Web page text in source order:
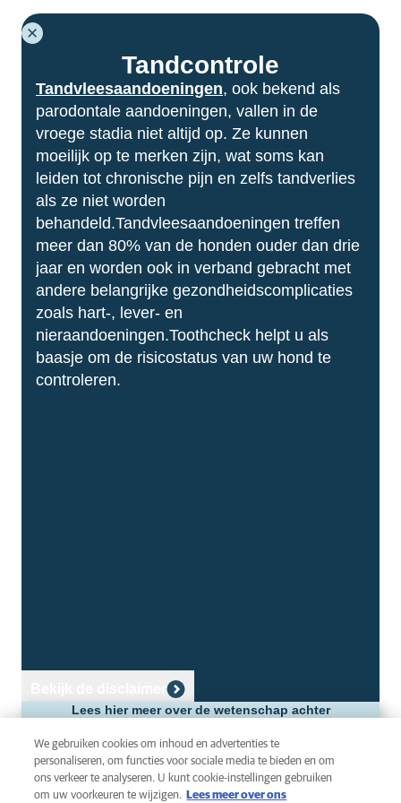
NEDERLANDS
Tandcontrole
Tandvleesaandoeningen, ook bekend als
parodontale aandoeningen, vallen in de
vroege stadia niet altijd op. Ze kunnen
moeilijk op te merken zijn, wat soms kan
leiden tot chronische pijn en zelfs tandverlies
als ze niet worden
behandeld.Tandvleesaandoeningen treffen
meer dan 80% van de honden ouder dan drie
jaar en worden ook in verband gebracht met
andere belangrijke gezondheidscomplicaties
zoals hart-, lever- en
nieraandoeningen.Toothcheck helpt u als
baasje om de risicostatus van uw hond te
controleren.
Lees hier meer over de wetenschap achter
Snel naar
Alle klinieken
Onze diensten
Advies en tips: huisdieren
Onze juridische structuur
Sociale media
We gebruiken cookies om inhoud en advertenties te
personaliseren, om functies voor sociale media te bieden en om
ons verkeer te analyseren. U kunt cookie-instellingen gebruiken
om uw voorkeuren te wijzigen.
Lees meer over ons